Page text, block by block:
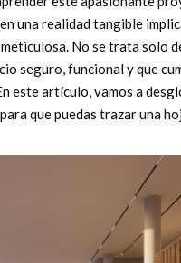
una realidad tangible
No se trata solo
seguro, funcional y que
este artículo, vamos a
que puedas trazar una